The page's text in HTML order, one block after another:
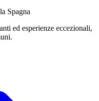
Spagna
ed esperienze eccezionali,